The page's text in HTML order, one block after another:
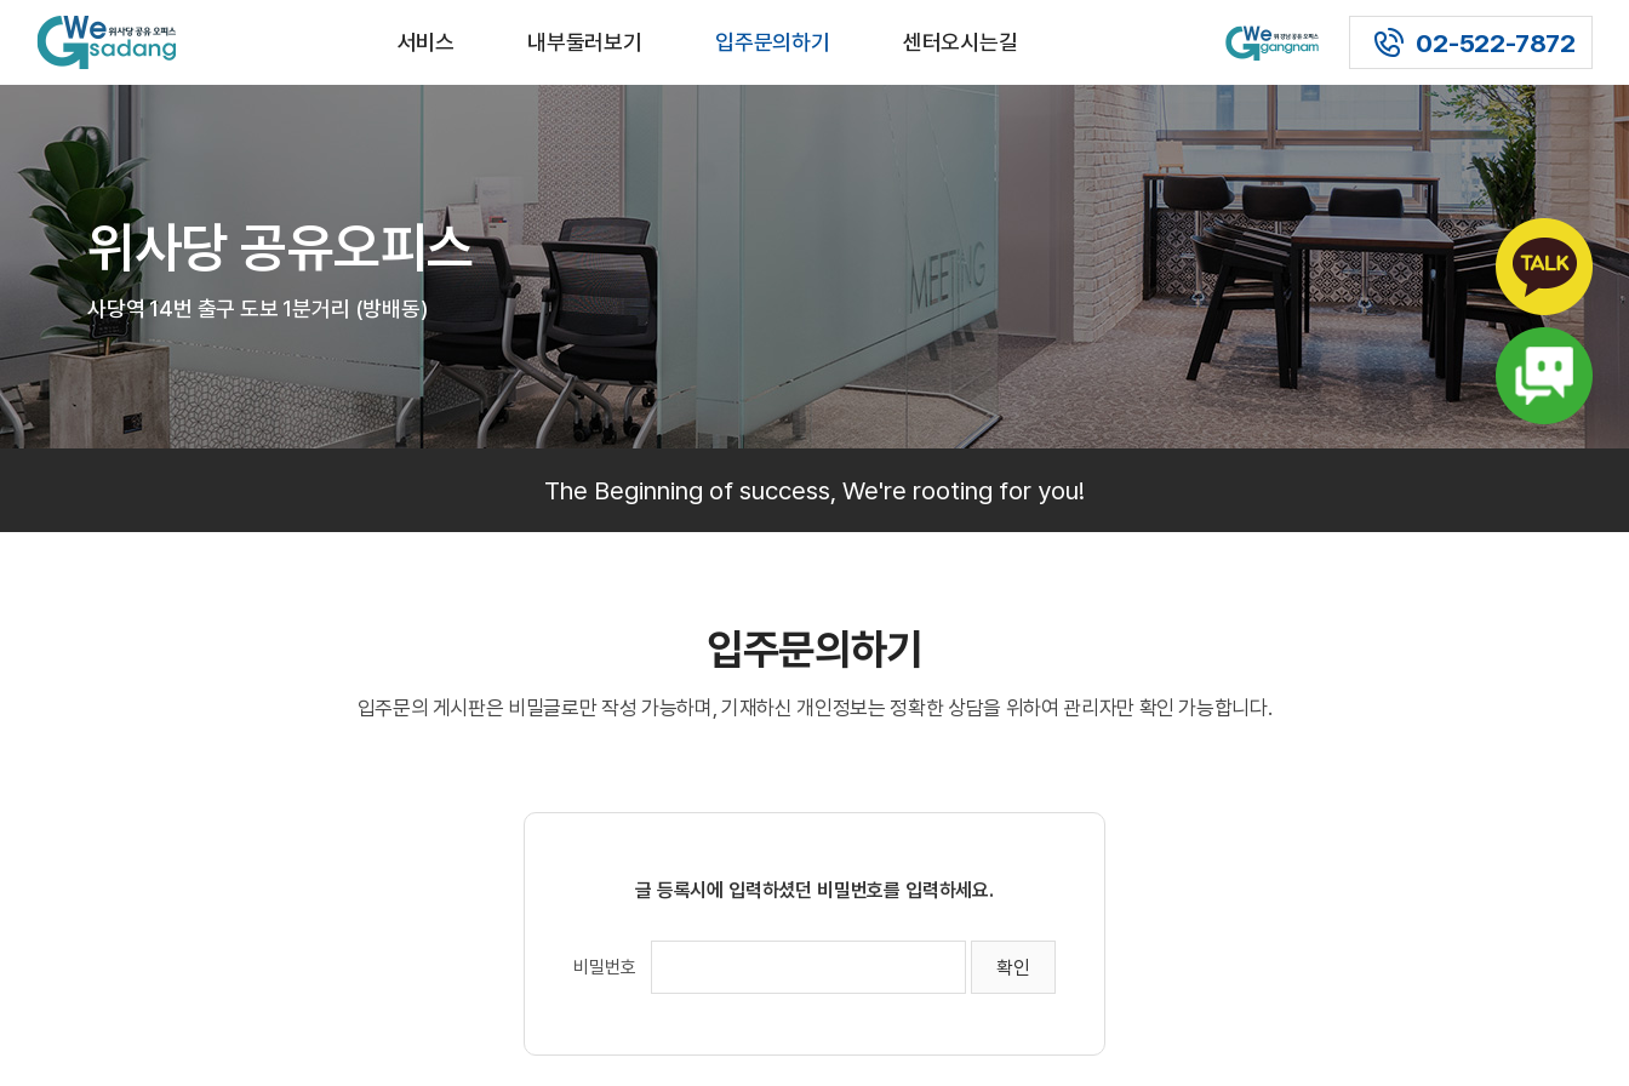
서비스 내부둘러보기 입주문의하기 센터오시는길 02-522-7872
위사당 공유오피스
사당역 14번 출구 도보 1분거리 (방배동)
The Beginning of success, We're rooting for you!
입주문의하기
입주문의 게시판은 비밀글로만 작성 가능하며, 기재하신 개인정보는 정확한 상담을 위하여 관리자만 확인 가능합니다.
글 등록시에 입력하셨던 비밀번호를 입력하세요.
비밀번호